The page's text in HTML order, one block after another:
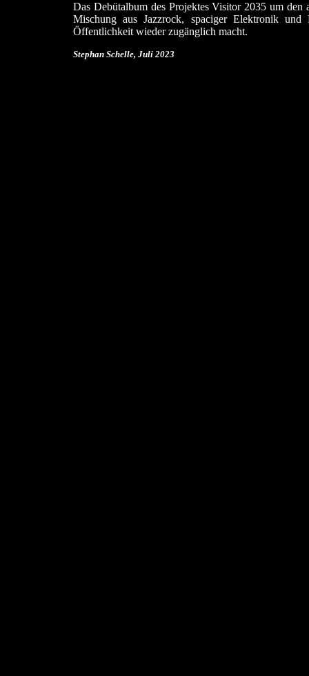
Das Debütalbum des Projektes Visitor 2035 um den
Mischung aus Jazzrock, spaciger Elektronik
Öffentlichkeit wieder zugänglich macht.
Stephan Schelle, Juli 2023